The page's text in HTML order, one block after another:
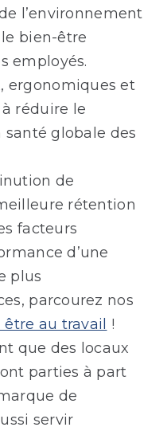
l’environnement
bien-être
employés.
ergonomiques et
réduire le
santé globale des
de
rétention
facteurs
d’une
plus
parcourez nos
être au travail !
que des locaux
parties à part
de
servir